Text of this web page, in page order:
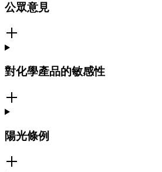
公眾意見
對化學產品的敏感性
陽光條例